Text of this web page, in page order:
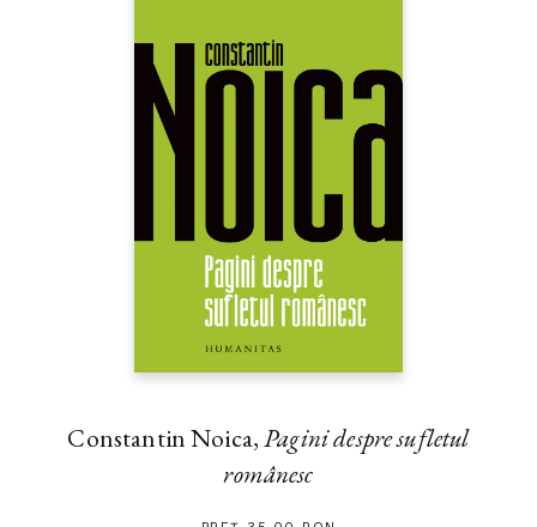
Constantin Noica,Pagini despre sufletul
românesc